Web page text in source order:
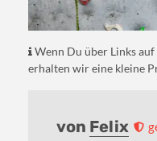
Wenn Du über Links
erhalten wir eine kleine
von Felix